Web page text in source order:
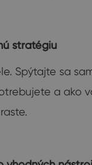
stratégiu
Spýtajte sa
a ako